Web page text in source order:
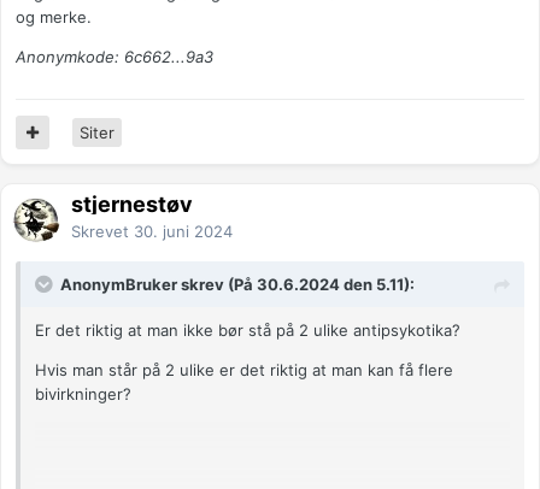
og merke.
Anonymkode: 6c662...9a3
Siter
stjernestøv
Skrevet 30. juni 2024
AnonymBruker skrev (På 30.6.2024 den 5.11):
Er det riktig at man ikke bør stå på 2 ulike antipsykotika?
Hvis man står på 2 ulike er det riktig at man kan få flere
bivirkninger?